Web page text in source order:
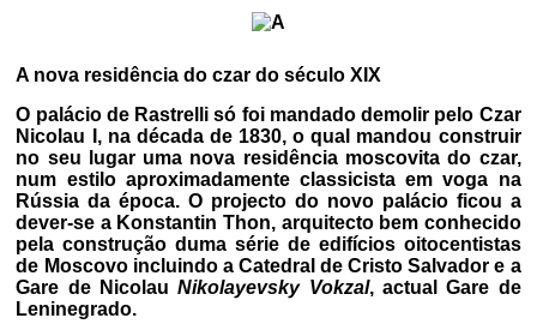
A nova residência do czar do século XIX
O palácio de Rastrelli só foi mandado demolir pelo Czar
Nicolau I, na década de 1830, o qual mandou construir
no seu lugar uma nova residência moscovita do czar,
num estilo aproximadamente classicista em voga na
Rússia da época. O projecto do novo palácio ficou a
dever-se a Konstantin Thon, arquitecto bem conhecido
pela construção duma série de edifícios oitocentistas
de Moscovo incluindo a Catedral de Cristo Salvador e a
Gare de NicolauNikolayevsky Vokzal, actual Gare de
Leninegrado.